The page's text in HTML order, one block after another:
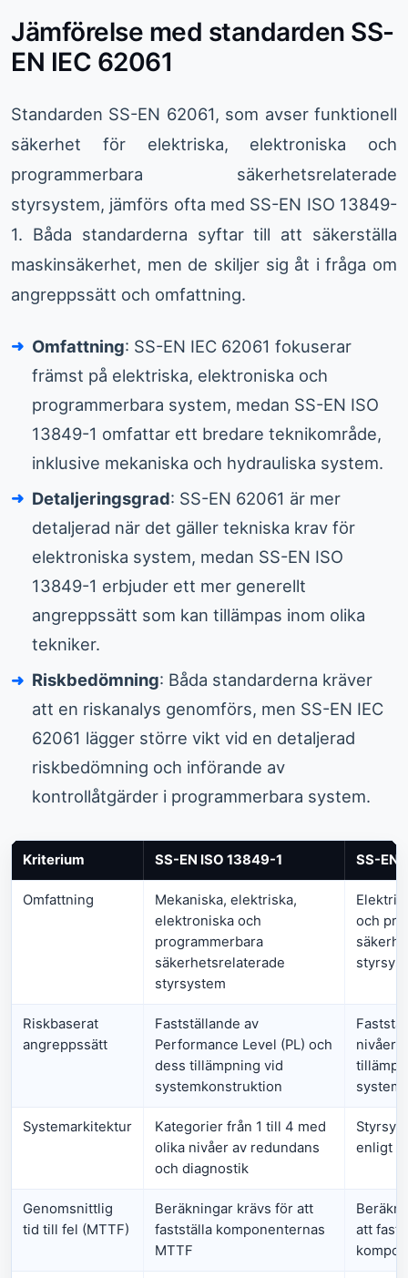
Jämförelse med standarden SS-
EN IEC 62061
Standarden SS-EN 62061, som avser funktionell
säkerhet för elektriska, elektroniska och
programmerbara säkerhetsrelaterade
styrsystem, jämförs ofta med SS-EN ISO 13849-
1. Båda standarderna syftar till att säkerställa
maskinsäkerhet, men de skiljer sig åt i fråga om
angreppssätt och omfattning.
Omfattning: SS-EN IEC 62061 fokuserar
främst på elektriska, elektroniska och
programmerbara system, medan SS-EN ISO
13849-1 omfattar ett bredare teknikområde,
inklusive mekaniska och hydrauliska system.
Detaljeringsgrad: SS-EN 62061 är mer
detaljerad när det gäller tekniska krav för
elektroniska system, medan SS-EN ISO
13849-1 erbjuder ett mer generellt
angreppssätt som kan tillämpas inom olika
tekniker.
Riskbedömning: Båda standarderna kräver
att en riskanalys genomförs, men SS-EN IEC
62061 lägger större vikt vid en detaljerad
riskbedömning och införande av
kontrollåtgärder i programmerbara system.
Kriterium SS-EN ISO 13849-1 SS-EN
Omfattning
Mekaniska, elektriska,
elektroniska och
programmerbara
säkerhetsrelaterade
styrsystem
och
Riskbaserat
angreppssätt
Fastställande av
Performance Level (PL) och
dess tillämpning vid
systemkonstruktion
nivåer
Systemarkitektur
Kategorier från 1 till 4 med
olika nivåer av redundans
och diagnostik
enligt
Genomsnittlig
tid till fel (MTTF)
Beräkningar krävs för att
fastställa komponenternas
MTTF
att